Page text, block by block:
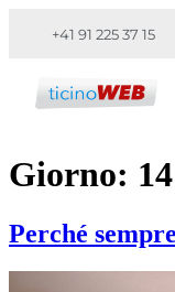
+41 91 225 37 15
Giorno:
Perché